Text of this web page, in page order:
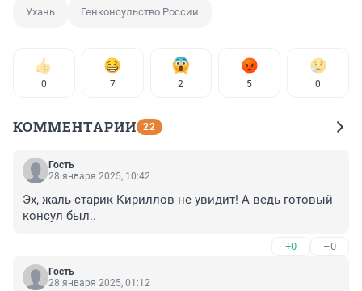
Ухань Генконсульство России
0 7 2 5 0
КОММЕНТАРИИ 22
Гость
28 января 2025, 10:42
Эх, жаль старик Кириллов не увидит! А ведь готовый
консул был..
+0 –0
Гость
28 января 2025, 01:12